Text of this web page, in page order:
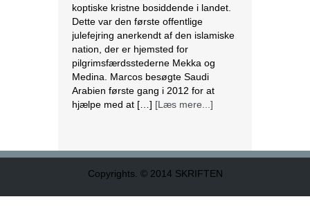
koptiske kristne bosiddende i landet.
Dette var den første offentlige
julefejring anerkendt af den islamiske
nation, der er hjemsted for
pilgrimsfærdsstederne Mekka og
Medina. Marcos besøgte Saudi
Arabien første gang i 2012 for at
hjælpe med at […] [Læs mere...]
efter lovændring
De første vielser i Costa Rica mellem
tirsdag. Det skriver BBC. Dermed er
Copyrights. © 2014 SKRIFTEN